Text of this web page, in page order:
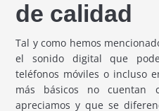
de calidad
Tal y como hemos
el sonido digital que
teléfonos móviles o incluso
más básicos no cuentan
apreciamos y que se